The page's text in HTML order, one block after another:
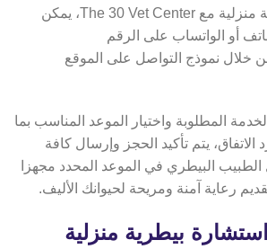
لحجز موعد زيارة بيطرية منزلية مع The 30 Vet Center، يمكن
أو الواتساب على الرقم
أو من خلال نموذج التواصل على الموقع
المطلوبة واختيار الموعد المناسب بما
يتم تأكيد الحجز وإرسال كافة
الطبيب البيطري في الموعد المحدد مجهزا
رعاية آمنة ومريحة لحيوانك الأليف.
بيطرية منزلية